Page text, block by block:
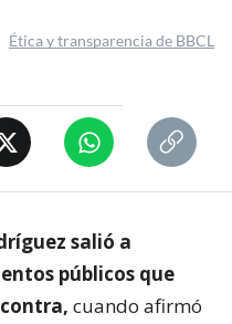
Ética y transparencia de BBCL
salió a
públicos que
cuando afirmó